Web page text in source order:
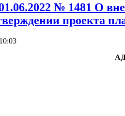
№ 1481 О
проекта